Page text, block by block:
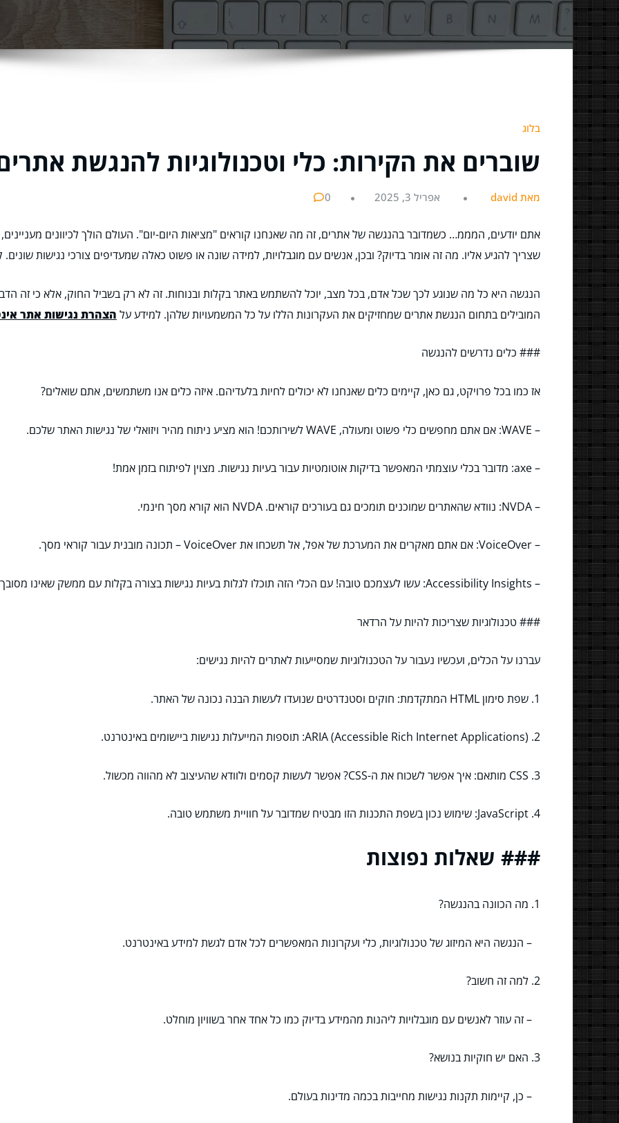
בלוג
שוברים את הקירות: כלי וטכנולוגיות להנגשת
מאת david אפריל 3, 2025 0
אתם יודעים, המממ… כשמדובר בהנגשה של אתרים, זה מה שאנחנו קוראים "מציאות היום-יום". העולם הולך לכיוונים מעניינים,
שצריך להגיע אליו. מה זה אומר בדיוק? ובכן, אנשים עם מוגבלויות, למידה שונה או פשוט כאלה שמעדיפים צורכי נגישות
הנגשה היא כל מה שנוגע לכך שכל אדם, בכל מצב, יוכל להשתמש באתר בקלות ובנוחות. זה לא רק בשביל החוק, אלא כי זה
המובילים בתחום הנגשת אתרים שמחזיקים את העקרונות הללו על כל המשמעויות שלהן. למידע על הצהרת נגישות אתר
### כלים נדרשים להנגשה
אז כמו בכל פרויקט, גם כאן, קיימים כלים שאנחנו לא יכולים לחיות בלעדיהם. איזה כלים אנו משתמשים, אתם שואלים?
– WAVE: אם אתם מחפשים כלי פשוט ומעולה, WAVE לשירותכם! הוא מציע ניתוח מהיר ויזואלי של נגישות האתר שלכם.
– axe: מדובר בכלי עוצמתי המאפשר בדיקות אוטומטיות עבור בעיות נגישות. מצוין לפיתוח בזמן אמת!
– NVDA: נוודא שהאתרים שמוכנים תומכים גם בעורכים קוראים. NVDA הוא קורא מסך חינמי.
– VoiceOver: אם אתם מאקרים את המערכת של אפל, אל תשכחו את VoiceOver – תכונה מובנית עבור קוראי מסך.
– Accessibility Insights: עשו לעצמכם טובה! עם הכלי הזה תוכלו לגלות בעיות נגישות בצורה בקלות עם ממשק שאינו מסובך.
### טכנולוגיות שצריכות להיות על הרדאר
עברנו על הכלים, ועכשיו נעבור על הטכנולוגיות שמסייעות לאתרים להיות נגישים:
1. שפת סימון HTML המתקדמת: חוקים וסטנדרטים שנועדו לעשות הבנה נכונה של האתר.
2. ARIA (Accessible Rich Internet Applications): תוספות המייעלות נגישות ביישומים באינטרנט.
3. CSS מותאם: איך אפשר לשכוח את ה-CSS? אפשר לעשות קסמים ולוודא שהעיצוב לא מהווה מכשול.
4. JavaScript: שימוש נכון בשפת התכנות הזו מבטיח שמדובר על חוויית משתמש טובה.
### שאלות נפוצות
1. מה הכוונה בהנגשה?
– הנגשה היא המיזוג של טכנולוגיות, כלי ועקרונות המאפשרים לכל אדם לגשת למידע באינטרנט.
2. למה זה חשוב?
– זה עוזר לאנשים עם מוגבלויות ליהנות מהמידע בדיוק כמו כל אחד אחר בשוויון מוחלט.
3. האם יש חוקיות בנושא?
– כן, קיימות תקנות נגישות מחייבות בכמה מדינות בעולם.